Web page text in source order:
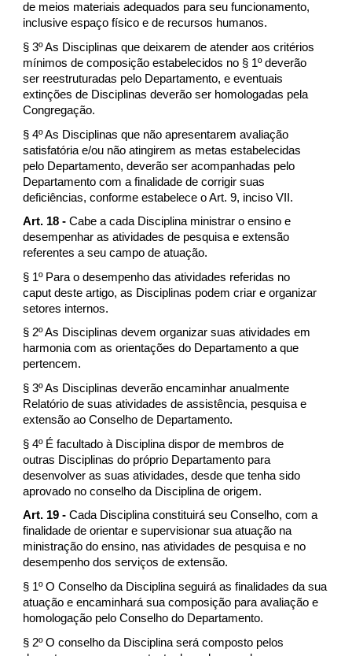
de meios materiais adequados para seu funcionamento,
inclusive espaço físico e de recursos humanos.
§ 3º As Disciplinas que deixarem de atender aos critérios
mínimos de composição estabelecidos no § 1º deverão
ser reestruturadas pelo Departamento, e eventuais
extinções de Disciplinas deverão ser homologadas pela
Congregação.
§ 4º As Disciplinas que não apresentarem avaliação
satisfatória e/ou não atingirem as metas estabelecidas
pelo Departamento, deverão ser acompanhadas pelo
Departamento com a finalidade de corrigir suas
deficiências, conforme estabelece o Art. 9, inciso VII.
Art. 18 -Cabe a cada Disciplina ministrar o ensino e
desempenhar as atividades de pesquisa e extensão
referentes a seu campo de atuação.
§ 1º Para o desempenho das atividades referidas no
caput deste artigo, as Disciplinas podem criar e organizar
setores internos.
§ 2º As Disciplinas devem organizar suas atividades em
harmonia com as orientações do Departamento a que
pertencem.
§ 3º As Disciplinas deverão encaminhar anualmente
Relatório de suas atividades de assistência, pesquisa e
extensão ao Conselho de Departamento.
§ 4º É facultado à Disciplina dispor de membros de
outras Disciplinas do próprio Departamento para
desenvolver as suas atividades, desde que tenha sido
aprovado no conselho da Disciplina de origem.
Art. 19 -Cada Disciplina constituirá seu Conselho, com a
finalidade de orientar e supervisionar sua atuação na
ministração do ensino, nas atividades de pesquisa e no
desempenho dos serviços de extensão.
§ 1º O Conselho da Disciplina seguirá as finalidades da sua
atuação e encaminhará sua composição para avaliação e
homologação pelo Conselho do Departamento.
§ 2º O conselho da Disciplina será composto pelos